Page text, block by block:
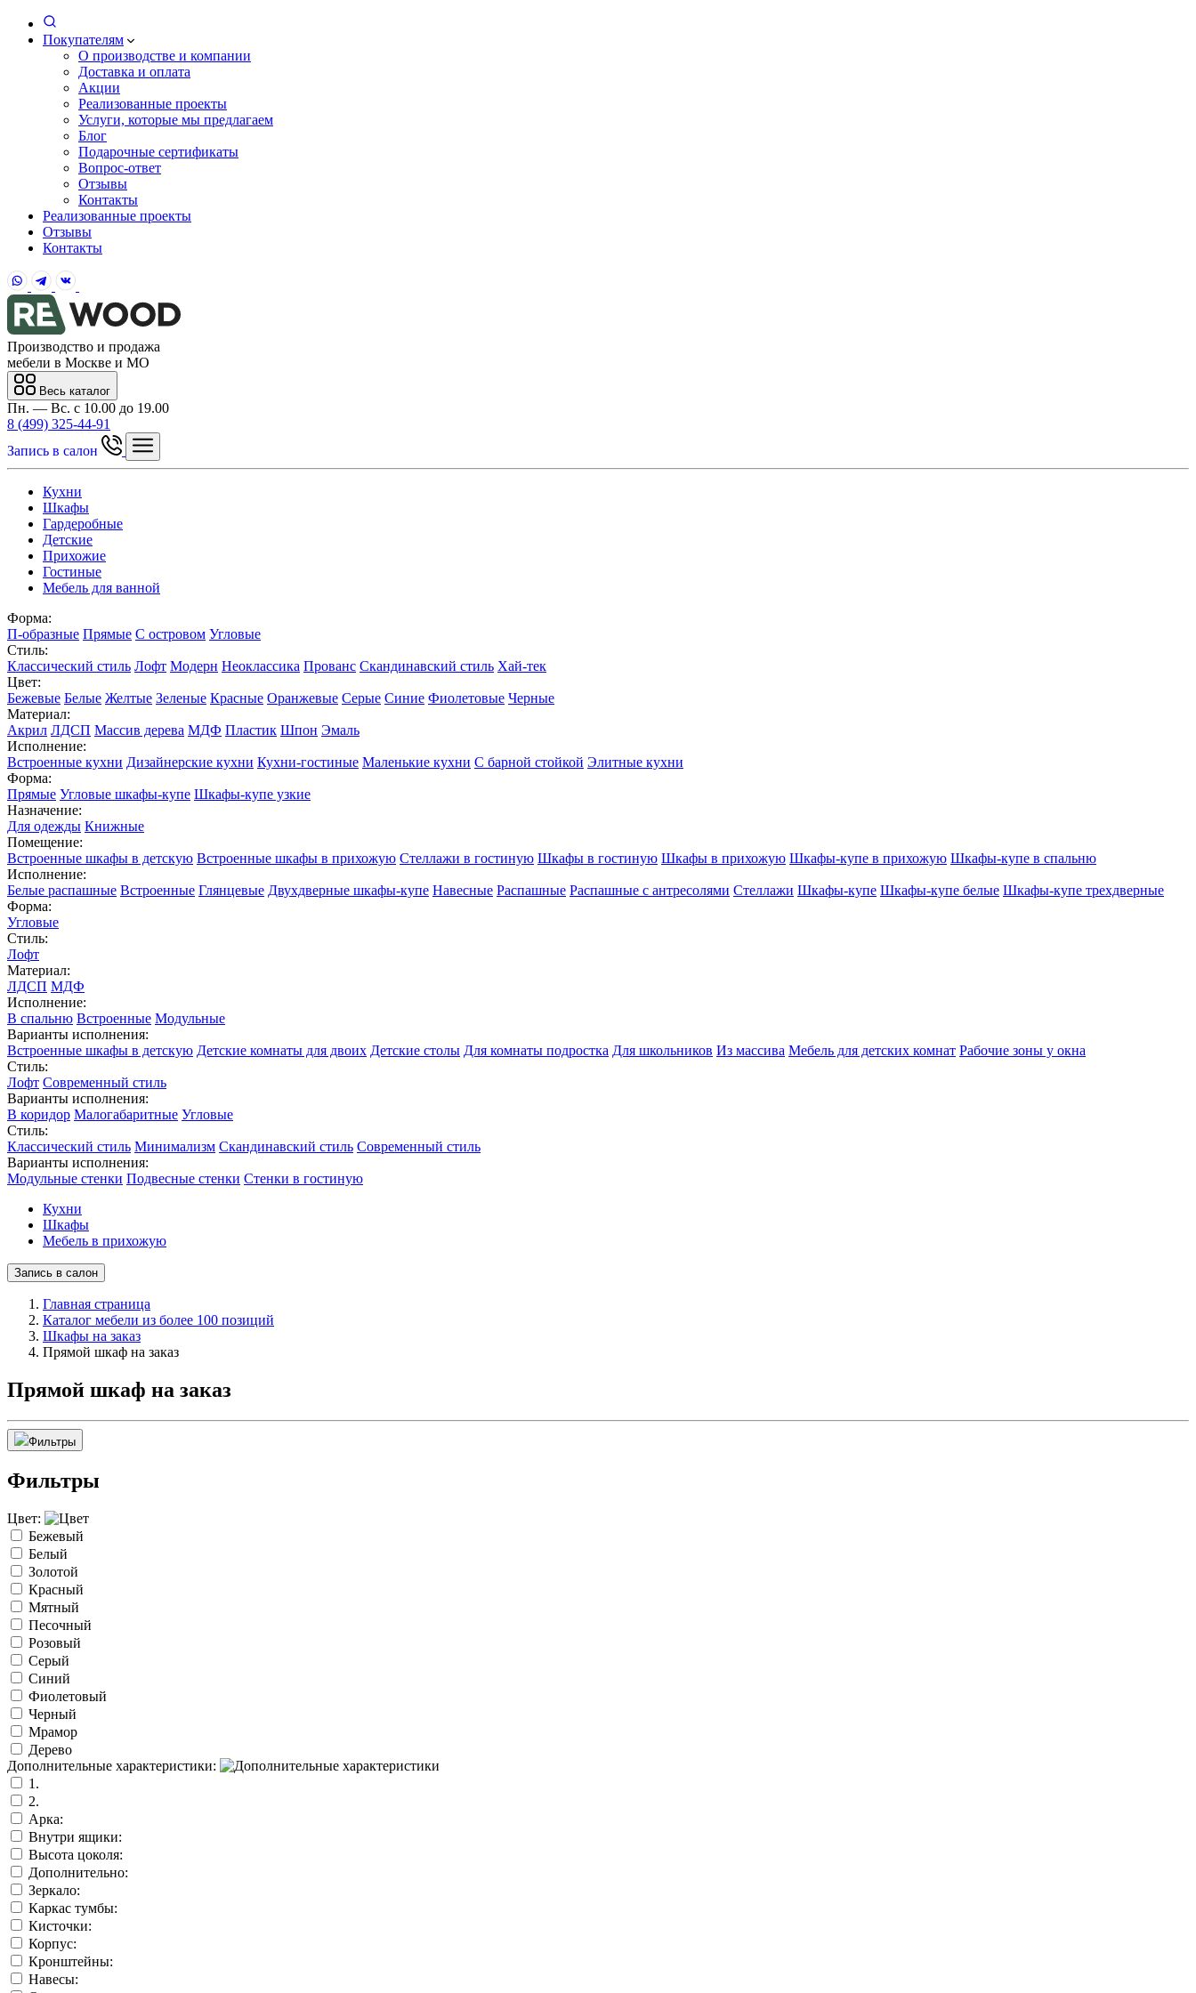
Покупателям
О производстве и компании
Доставка и оплата
Акции
Реализованные проекты
Услуги, которые мы предлагаем
Блог
Подарочные сертификаты
Вопрос-ответ
Отзывы
Контакты
Реализованные проекты
Отзывы
Контакты
Производство и продажа
мебели в Москве и МО
Весь каталог
Пн. — Вс. с 10.00 до 19.00
8 (499) 325-44-91
Запись в салон
Кухни
Шкафы
Гардеробные
Детские
Прихожие
Гостиные
Мебель для ванной
Форма:
П-образные Прямые С островом Угловые
Стиль:
Классический стиль Лофт Модерн Неоклассика Прованс Скандинавский стиль Хай-тек
Цвет:
Бежевые Белые Желтые Зеленые Красные Оранжевые Серые Синие Фиолетовые Черные
Материал:
Акрил ЛДСП Массив дерева МДФ Пластик Шпон Эмаль
Исполнение:
Встроенные кухни Дизайнерские кухни Кухни-гостиные Маленькие кухни С барной стойкой Элитные кухни
Форма:
Прямые Угловые шкафы-купе Шкафы-купе узкие
Назначение:
Для одежды Книжные
Помещение:
Встроенные шкафы в детскую Встроенные шкафы в прихожую Стеллажи в гостиную Шкафы в гостиную Шкафы в прихожую Шкафы-купе в прихожую Шкафы-купе в спальню
Исполнение:
Белые распашные Встроенные Глянцевые Двухдверные шкафы-купе Навесные Распашные Распашные с антресолями Стеллажи Шкафы-купе Шкафы-купе белые Шкафы-купе трехдверные
Форма:
Угловые
Стиль:
Лофт
Материал:
ЛДСП МДФ
Исполнение:
В спальню Встроенные Модульные
Варианты исполнения:
Встроенные шкафы в детскую Детские комнаты для двоих Детские столы Для комнаты подростка Для школьников Из массива Мебель для детских комнат Рабочие зоны у окна
Стиль:
Лофт Современный стиль
Варианты исполнения:
В коридор Малогабаритные Угловые
Стиль:
Классический стиль Минимализм Скандинавский стиль Современный стиль
Варианты исполнения:
Модульные стенки Подвесные стенки Стенки в гостиную
Кухни
Шкафы
Мебель в прихожую
Запись в салон
Главная страница
Каталог мебели из более 100 позиций
Шкафы на заказ
Прямой шкаф на заказ
Прямой шкаф на заказ
Фильтры
Фильтры
Цвет:
Бежевый
Белый
Золотой
Красный
Мятный
Песочный
Розовый
Серый
Синий
Фиолетовый
Черный
Мрамор
Дерево
Дополнительные характеристики:
1.
2.
Арка:
Внутри ящики:
Высота цоколя:
Дополнительно:
Зеркало:
Каркас тумбы:
Кисточки:
Корпус:
Кронштейны:
Навесы: